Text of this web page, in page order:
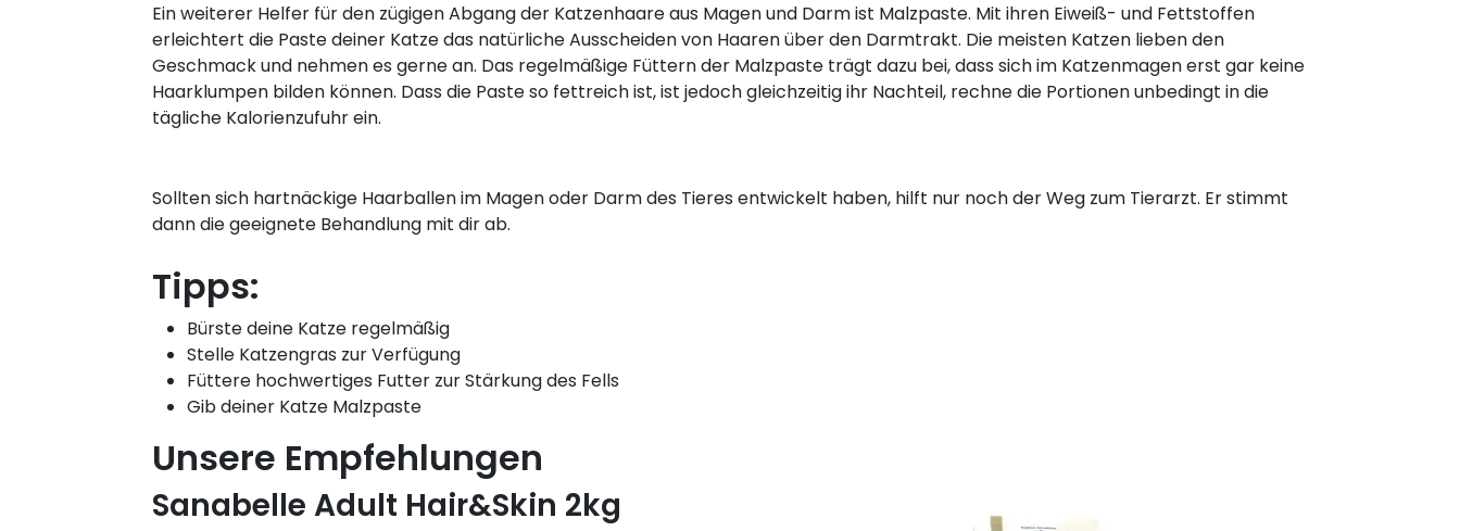
Ein weiterer Helfer für den zügigen Abgang der Katzenhaare aus Magen und Darm ist Malzpaste. Mit ihren Eiweiß- und Fettstoffen
erleichtert die Paste deiner Katze das natürliche Ausscheiden von Haaren über den Darmtrakt. Die meisten Katzen lieben den
Geschmack und nehmen es gerne an. Das regelmäßige Füttern der Malzpaste trägt dazu bei, dass sich im Katzenmagen erst gar keine
Haarklumpen bilden können. Dass die Paste so fettreich ist, ist jedoch gleichzeitig ihr Nachteil, rechne die Portionen unbedingt in die
tägliche Kalorienzufuhr ein.
Sollten sich hartnäckige Haarballen im Magen oder Darm des Tieres entwickelt haben, hilft nur noch der Weg zum Tierarzt. Er stimmt
dann die geeignete Behandlung mit dir ab.
Tipps:
Bürste deine Katze regelmäßig
Stelle Katzengras zur Verfügung
Füttere hochwertiges Futter zur Stärkung des Fells
Gib deiner Katze Malzpaste
Unsere Empfehlungen
Sanabelle Adult Hair&Skin 2kg